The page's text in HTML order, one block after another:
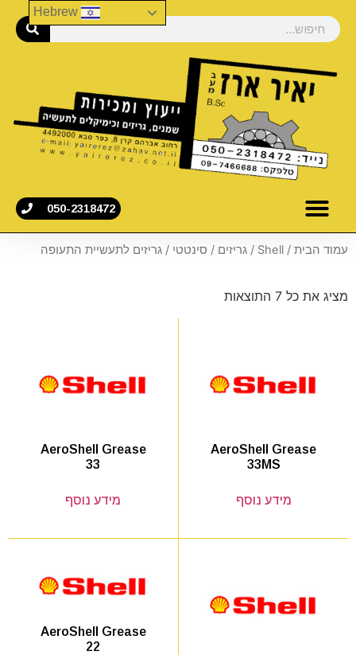
050-2318472
עמוד הבית /
Shell
/ גריזים / סינטטי / גריזים לתעשיית התעופה
מציג את כל 7 התוצאות
AeroShell Grease
33MS
מידע נוסף
AeroShell Grease
33
מידע נוסף
AeroShell Grease
22
Hebrew